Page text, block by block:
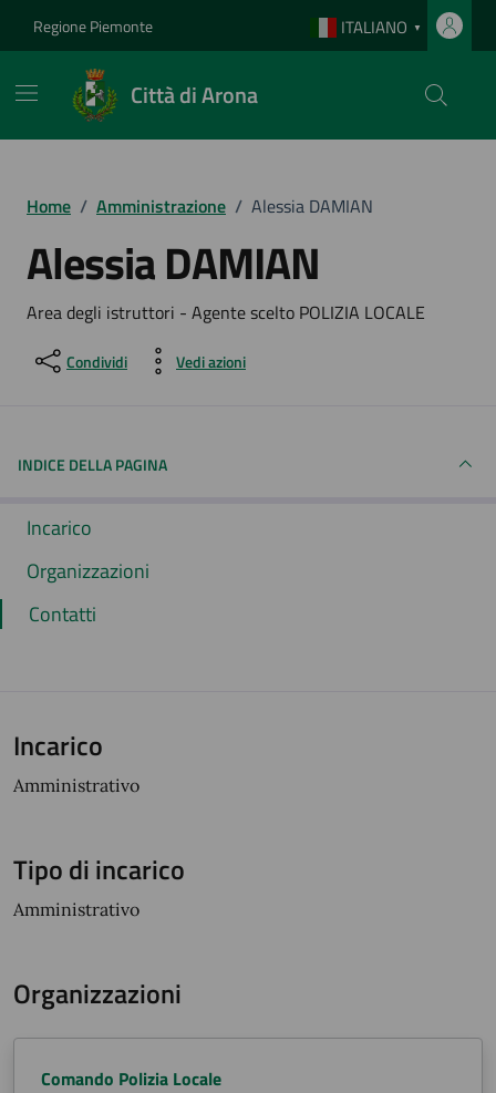
Regione Piemonte ITALIANO ▼
Città di Arona
Home / Amministrazione / Alessia DAMIAN
Alessia DAMIAN
Area degli istruttori - Agente scelto POLIZIA LOCALE
Condividi Vedi azioni
INDICE DELLA PAGINA
Incarico
Organizzazioni
Contatti
Incarico
Amministrativo
Tipo di incarico
Amministrativo
Organizzazioni
Comando Polizia Locale